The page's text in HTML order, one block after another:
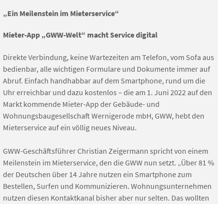
„Ein Meilenstein im Mieterservice“
Mieter-App „GWW-Welt“ macht Service digital
Direkte Verbindung, keine Wartezeiten am Telefon, vom Sofa aus
bedienbar, alle wichtigen Formulare und Dokumente immer auf
Abruf. Einfach handhabbar auf dem Smartphone, rund um die
Uhr erreichbar und dazu kostenlos – die am 1. Juni 2022 auf den
Markt kommende Mieter-App der Gebäude- und
Wohnungsbaugesellschaft Wernigerode mbH, GWW, hebt den
Mieterservice auf ein völlig neues Niveau.
GWW-Geschäftsführer Christian Zeigermann spricht von einem
Meilenstein im Mieterservice, den die GWW nun setzt. „Über 81 %
der Deutschen über 14 Jahre nutzen ein Smartphone zum
Bestellen, Surfen und Kommunizieren. Wohnungsunternehmen
nutzen diesen Kontaktkanal bisher aber nur selten. Das wollten